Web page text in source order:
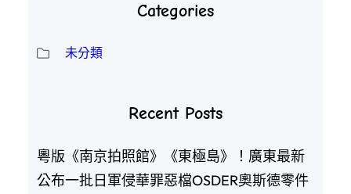
Categories
未分類
Recent Posts
粵版《南京拍照館》《東極島》！廣東最新
公布一批日軍侵華罪惡檔OSDER奧斯德零件